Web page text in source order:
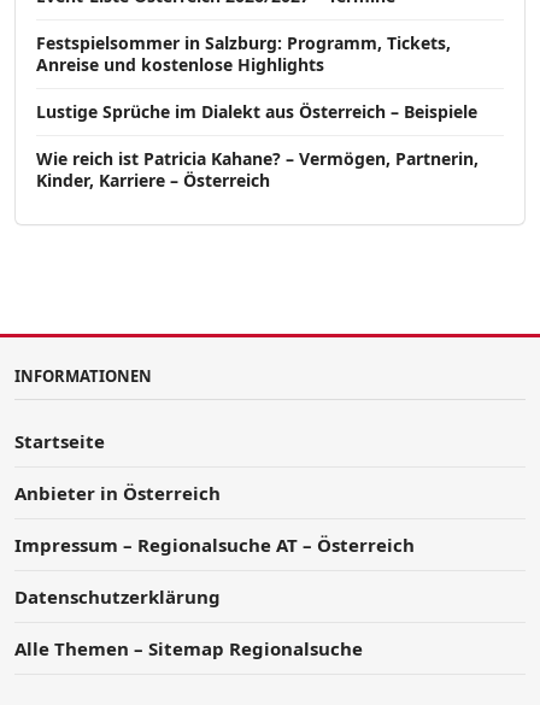
Festspielsommer in Salzburg: Programm, Tickets,
Anreise und kostenlose Highlights
Lustige Sprüche im Dialekt aus Österreich – Beispiele
Wie reich ist Patricia Kahane? – Vermögen, Partnerin,
Kinder, Karriere – Österreich
INFORMATIONEN
Startseite
Anbieter in Österreich
Impressum – Regionalsuche AT – Österreich
Datenschutzerklärung
Alle Themen – Sitemap Regionalsuche